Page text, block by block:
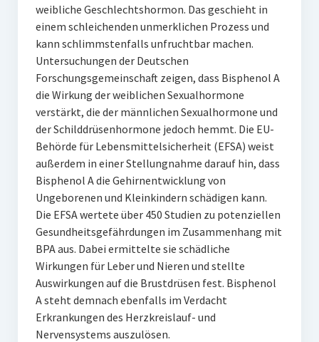
weibliche Geschlechtshormon. Das geschieht in
einem schleichenden unmerklichen Prozess und
kann schlimmstenfalls unfruchtbar machen.
Untersuchungen der Deutschen
Forschungsgemeinschaft zeigen, dass Bisphenol A
die Wirkung der weiblichen Sexualhormone
verstärkt, die der männlichen Sexualhormone und
der Schilddrüsenhormone jedoch hemmt. Die EU-
Behörde für Lebensmittelsicherheit (EFSA) weist
außerdem in einer Stellungnahme darauf hin, dass
Bisphenol A die Gehirnentwicklung von
Ungeborenen und Kleinkindern schädigen kann.
Die EFSA wertete über 450 Studien zu potenziellen
Gesundheitsgefährdungen im Zusammenhang mit
BPA aus. Dabei ermittelte sie schädliche
Wirkungen für Leber und Nieren und stellte
Auswirkungen auf die Brustdrüsen fest. Bisphenol
A steht demnach ebenfalls im Verdacht
Erkrankungen des Herzkreislauf- und
Nervensystems auszulösen.